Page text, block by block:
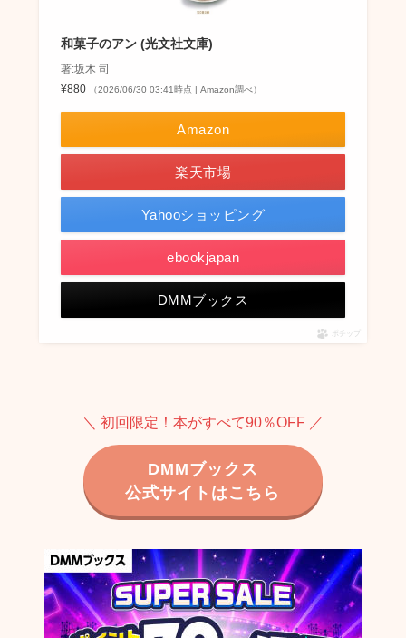
和菓子のアン (光文社文庫)
著:坂木 司
¥880
（2026/06/30 03:41時点 | Amazon調べ）
Amazon
楽天市場
Yahooショッピング
ebookjapan
DMMブックス
ポチップ
＼ 初回限定！本がすべて90％OFF ／
DMMブックス
公式サイトはこちら